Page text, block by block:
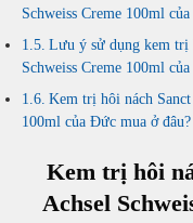
Schweiss Creme 100ml
Lưu ý sử dụng kem trị
Schweiss Creme 100ml
Kem trị hôi nách
100ml của Đức mua ở đâu?
Kem trị hôi
Achsel